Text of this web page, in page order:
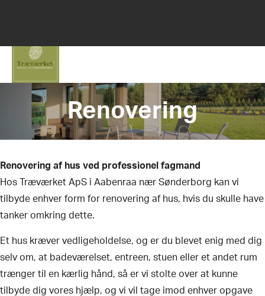
Renovering
Renovering af hus ved professionel fagmand
Hos Træværket ApS i Aabenraa nær Sønderborg kan vi
tilbyde enhver form for renovering af hus, hvis du skulle have
tanker omkring dette.
​Et hus kræver vedligeholdelse, og er du blevet enig med dig
selv om, at badeværelset, entreen, stuen eller et andet rum
trænger til en kærlig hånd, så er vi stolte over at kunne
tilbyde dig vores hjælp, og vi vil tage imod enhver opgave